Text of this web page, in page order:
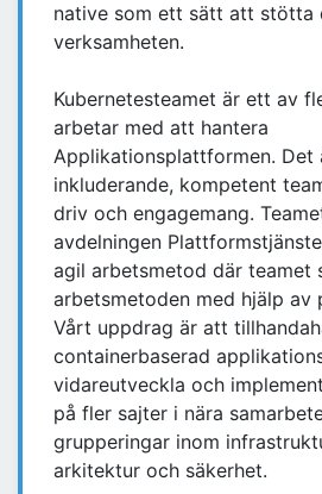
native som ett sätt att stötta
verksamheten.
Kubernetesteamet är ett av
arbetar med att hantera
Applikationsplattformen. Det
inkluderande, kompetent
driv och engagemang.
avdelningen
agil arbetsmetod där teamet
arbetsmetoden med hjälp av
Vårt uppdrag är att
containerbaserad
vidareutveckla och
på fler sajter i nära
grupperingar inom
arkitektur och säkerhet.